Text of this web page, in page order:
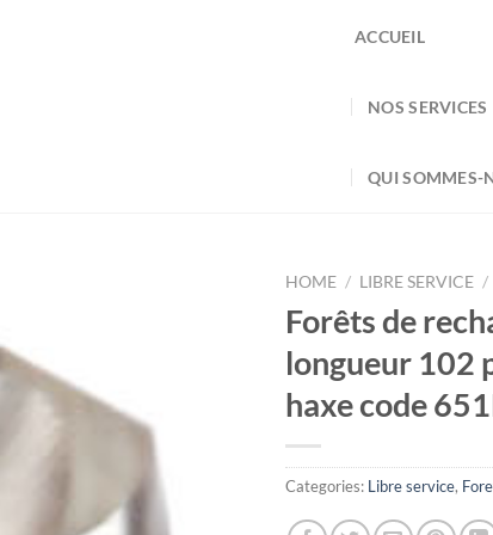
ACCUEIL
NOS SERVICES
QUI SOMMES-
HOME / LIBRE SERVICE /
Forêts de
longueur 102
haxe code
Categories: Libre service,